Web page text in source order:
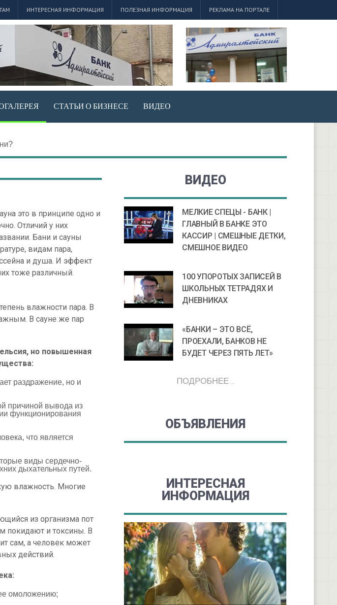
ИНТЕРЕСНАЯ ИНФОРМАЦИЯ ПОЛЕЗНАЯ ИНФОРМАЦИЯ РЕКЛАМА НА ПОРТАЛЕ
СТАТЬИ О БИЗНЕСЕ ВИДЕО
это в принципе одно и
Отличий у них
Бани и сауны
видам пара,
и душа. И эффект
тоже различный.
влажности пара. В
В сауне же пар
но повышенная
раздражение, но и
причиной вывода из
функционирования
что является
виды сердечно-
дыхательных путей.
влажность. Многие
из организма пот
покидают и токсины. В
сам, а человек может
действий.
омоложению;
ВИДЕО
МЕЛКИЕ СПЕЦЫ - БАНК |
ГЛАВНЫЙ В БАНКЕ ЭТО
КАССИР | СМЕШНЫЕ ДЕТКИ,
СМЕШНОЕ ВИДЕО
100 УПОРОТЫХ ЗАПИСЕЙ В
ШКОЛЬНЫХ ТЕТРАДЯХ И
ДНЕВНИКАХ
«БАНКИ – ЭТО ВСЁ,
ПРОЕХАЛИ, БАНКОВ НЕ
БУДЕТ ЧЕРЕЗ ПЯТЬ ЛЕТ»
ПОДРОБНЕЕ ...
ОБЪЯВЛЕНИЯ
ИНТЕРЕСНАЯ
ИНФОРМАЦИЯ